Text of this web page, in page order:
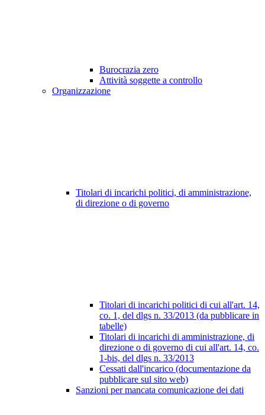
Burocrazia zero
Attività soggette a controllo
Organizzazione
Titolari di incarichi politici, di amministrazione,
di direzione o di governo
Titolari di incarichi politici di cui all'art. 14,
co. 1, del dlgs n. 33/2013 (da pubblicare in
tabelle)
Titolari di incarichi di amministrazione, di
direzione o di governo di cui all'art. 14, co.
1-bis, del dlgs n. 33/2013
Cessati dall'incarico (documentazione da
pubblicare sul sito web)
Sanzioni per mancata comunicazione dei dati